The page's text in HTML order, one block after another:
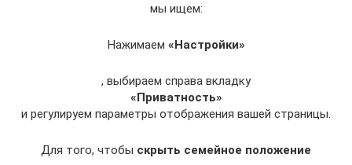
мы ищем:
Нажимаем «Настройки»
, выбираем справа вкладку
«Приватность»
и регулируем параметры отображения вашей страницы.
Для того, чтобы скрыть семейное положение